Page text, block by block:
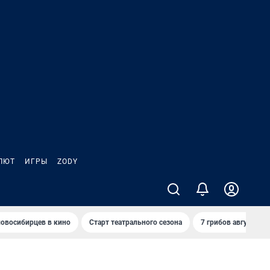
ИГРЫ ZODY
в кино Старт театрального сезона 7 грибов августа